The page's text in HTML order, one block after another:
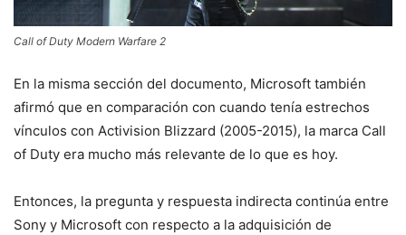
Call of Duty Modern Warfare 2
En la misma sección del documento, Microsoft también
afirmó que en comparación con cuando tenía estrechos
vínculos con Activision Blizzard (2005-2015), la marca Call
of Duty era mucho más relevante de lo que es hoy.
Entonces, la pregunta y respuesta indirecta continúa entre
Sony y Microsoft con respecto a la adquisición de